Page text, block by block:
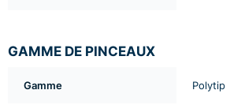
GAMME DE PINCEAUX
Gamme Polytip